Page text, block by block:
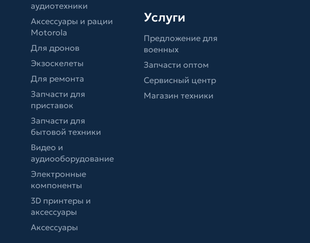
аудиотехники
Аксессуары и рации
Motorola
Для дронов
Экзоскелеты
Для ремонта
Запчасти для
приставок
Запчасти для
бытовой техники
Видео и
аудиооборудование
Электронные
компоненты
3D принтеры и
аксессуары
Аксессуары
Услуги
Предложение для
военных
Запчасти оптом
Сервисный центр
Магазин техники